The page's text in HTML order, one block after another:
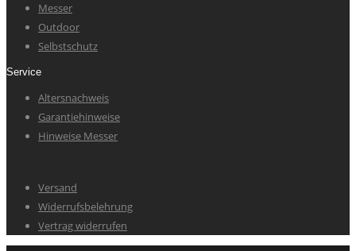
Messer
Outdoor
Selbstschutz
Service
Altersnachweis
Garantiehinweise
Hinweise Messer
Versand
Widerrufsbelehrung
Vertrag widerrufen